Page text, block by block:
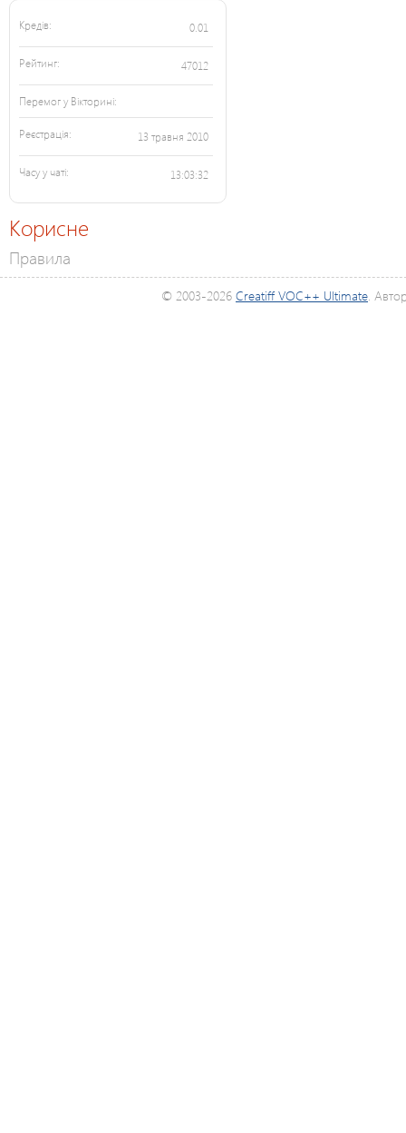
Кредів: 0.01
Рейтинг: 47012
Перемог у Вікторині:
Реєстрація: 13 травня 2010
Часу у чаті: 13:03:32
Корисне
Правила
© 2003-2026 Creatiff VOC++ Ultimate.